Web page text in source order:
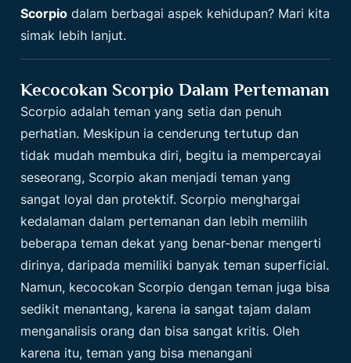
Scorpio dalam berbagai aspek kehidupan? Mari kita
simak lebih lanjut.
Kecocokan Scorpio Dalam Pertemanan
Scorpio adalah teman yang setia dan penuh
perhatian. Meskipun ia cenderung tertutup dan
tidak mudah membuka diri, begitu ia mempercayai
seseorang, Scorpio akan menjadi teman yang
sangat loyal dan protektif. Scorpio menghargai
kedalaman dalam pertemanan dan lebih memilih
beberapa teman dekat yang benar-benar mengerti
dirinya, daripada memiliki banyak teman superficial.
Namun, kecocokan Scorpio dengan teman juga bisa
sedikit menantang, karena ia sangat tajam dalam
menganalisis orang dan bisa sangat kritis. Oleh
karena itu, teman yang bisa menangani